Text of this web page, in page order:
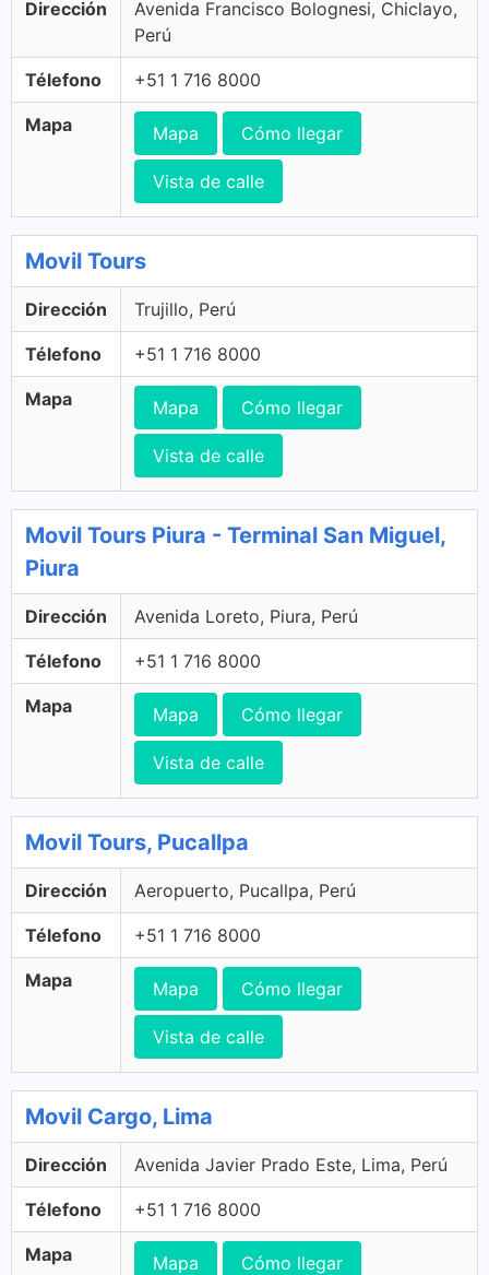
Dirección
Avenida Francisco Bolognesi, Chiclayo,
Perú
Télefono +51 1 716 8000
Mapa Mapa Cómo llegar
Vista de calle
Movil Tours
Dirección Trujillo, Perú
Télefono +51 1 716 8000
Mapa Mapa Cómo llegar
Vista de calle
Movil Tours Piura - Terminal San Miguel,
Piura
Dirección Avenida Loreto, Piura, Perú
Télefono +51 1 716 8000
Mapa Mapa Cómo llegar
Vista de calle
Movil Tours, Pucallpa
Dirección Aeropuerto, Pucallpa, Perú
Télefono +51 1 716 8000
Mapa Mapa Cómo llegar
Vista de calle
Movil Cargo, Lima
Dirección Avenida Javier Prado Este, Lima, Perú
Télefono +51 1 716 8000
Mapa Mapa Cómo llegar